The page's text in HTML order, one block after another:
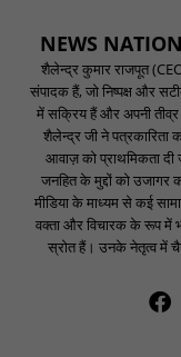
NEWS
शैलेन्द्र कुमार राजपूत
संपादक हैं, जो निष्पक्ष और
में सक्रिय हैं और अपनी तीव्र
शैलेन्द्र जी ने पत्रकारिता
आवाज़ को प्राथमिकता दी
जनहित के मुद्दों को
मीडिया के माध्यम से कई
वक्ता और विचारक के रूप में
स्रोत हैं। उनके नेतृत्व में